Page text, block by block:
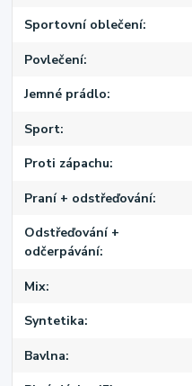
Sportovní oblečení
Povlečení
Jemné prádlo
Sport
Proti zápachu
Praní + odstřeďování
Odstřeďování +
odčerpávání
Mix
Syntetika
Bavlna